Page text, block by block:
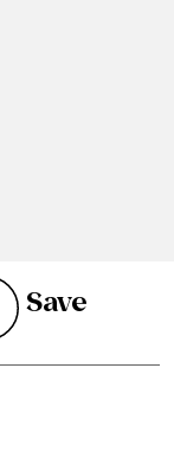
Save